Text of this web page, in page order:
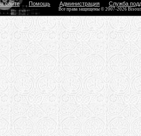
сайте Помощь Администрация Служба
Все права защищены © 2007-2026